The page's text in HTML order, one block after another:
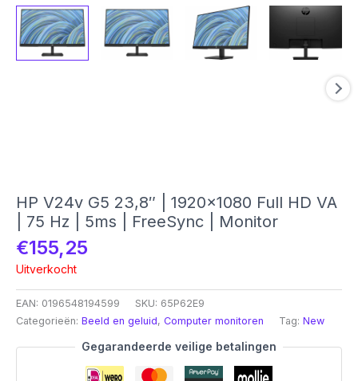
HP V24v G5 23,8″ | 1920×1080 Full HD VA
| 75 Hz | 5ms | FreeSync | Monitor
€155,25
Uitverkocht
EAN: 0196548194599 SKU: 65P62E9
Categorieën: Beeld en geluid, Computer monitoren Tag: New
Gegarandeerde veilige betalingen